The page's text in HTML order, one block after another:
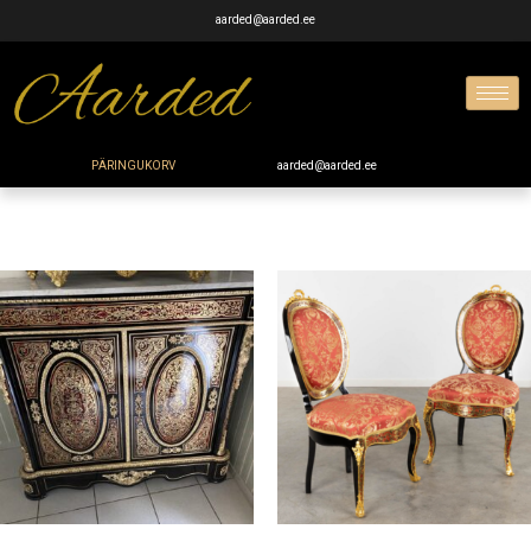
aarded@aarded.ee
PÄRINGUKORV aarded@aarded.ee